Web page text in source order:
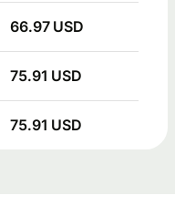
66.97 USD
75.91 USD
75.91 USD